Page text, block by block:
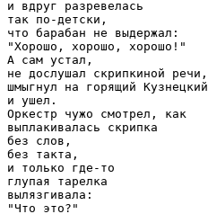
и вдруг разревелась
так по-детски,
что барабан не выдержал:
"Хорошо, хорошо, хорошо!"
А сам устал,
не дослушал скрипкиной речи,
шмыгнул на горящий Кузнецкий
и ушел.
Оркестр чужо смотрел, как
выплакивалась скрипка
без слов,
без такта,
и только где-то
глупая тарелка
вылязгивала:
"Что это?"